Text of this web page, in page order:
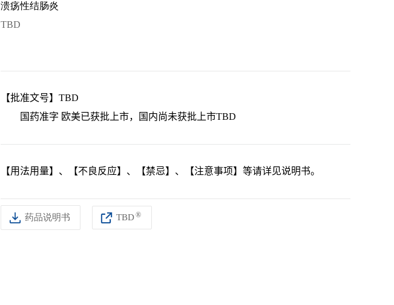
溃疡性结肠炎
TBD
【批准文号】TBD
国药准字 欧美已获批上市，国内尚未获批上市TBD
【用法用量】、【不良反应】、【禁忌】、【注意事项】等请详见说明书。
药品说明书 TBD®